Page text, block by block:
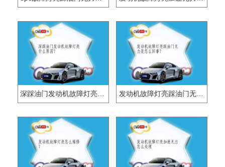
发动机故障灯亮踩油门无力是怎么回事？